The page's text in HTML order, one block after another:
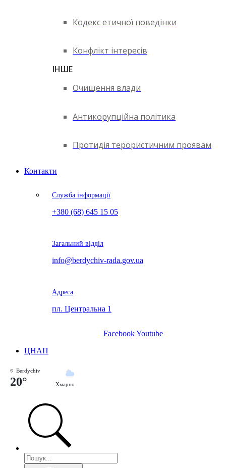
Кодекс етичної поведінки
Конфлікт інтересів
ІНШЕ
Очищення влади
Антикорупційна політика
Протидія терористичним проявам
Контакти
Служба інформації
+380 (68) 645 15 05
Загальний відділ
info@berdychiv-rada.gov.ua
Адреса
пл. Центральна 1
FacebookYoutube
ЦНАП
Berdychiv
20° Хмарно